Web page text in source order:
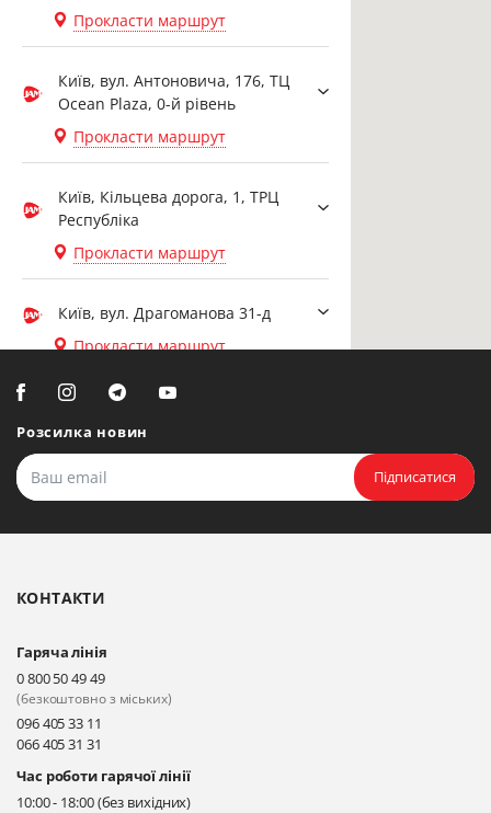
Прокласти маршрут
Київ, вул. Антоновича, 176, ТЦ
Ocean Plaza, 0-й рівень
Прокласти маршрут
Київ, Кільцева дорога, 1, ТРЦ
Республіка
Прокласти маршрут
Київ, вул. Драгоманова 31-д
Прокласти маршрут
Біла Церква, вул. Ярослава
Мудрого, 20, офіс 108
Прокласти маршрут
Київ, вул. Драгоманова 31-д
Прокласти маршрут
Київ, вул. Драгоманова 31-д
Прокласти маршрут
Розсилка новин
Підписатися
КОНТАКТИ
Гаряча лінія
0 800 50 49 49
(безкоштовно з міських)
096 405 33 11
066 405 31 31
Час роботи гарячої лінії
10:00 - 18:00 (без вихідних)